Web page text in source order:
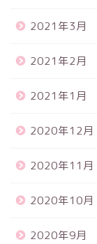
2021年3月
2021年2月
2021年1月
2020年12月
2020年11月
2020年10月
2020年9月